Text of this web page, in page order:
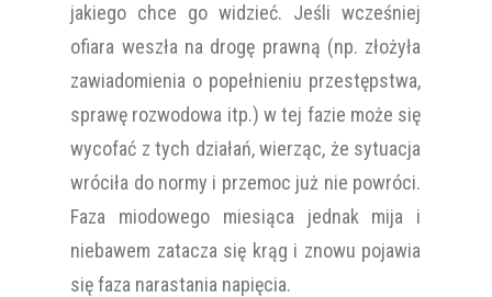
jakiego chce go widzieć. Jeśli wcześniej
ofiara weszła na drogę prawną (np. złożyła
zawiadomienia o popełnieniu przestępstwa,
sprawę rozwodowa itp.) w tej fazie może się
wycofać z tych działań, wierząc, że sytuacja
wróciła do normy i przemoc już nie powróci.
Faza miodowego miesiąca jednak mija i
niebawem zatacza się krąg i znowu pojawia
się faza narastania napięcia.